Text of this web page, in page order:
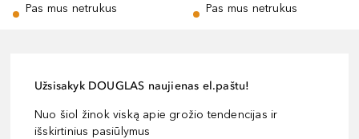
Pas mus netrukus Pas mus netrukus
Užsisakyk DOUGLAS naujienas el.paštu!
Nuo šiol žinok viską apie grožio tendencijas ir
išskirtinius pasiūlymus